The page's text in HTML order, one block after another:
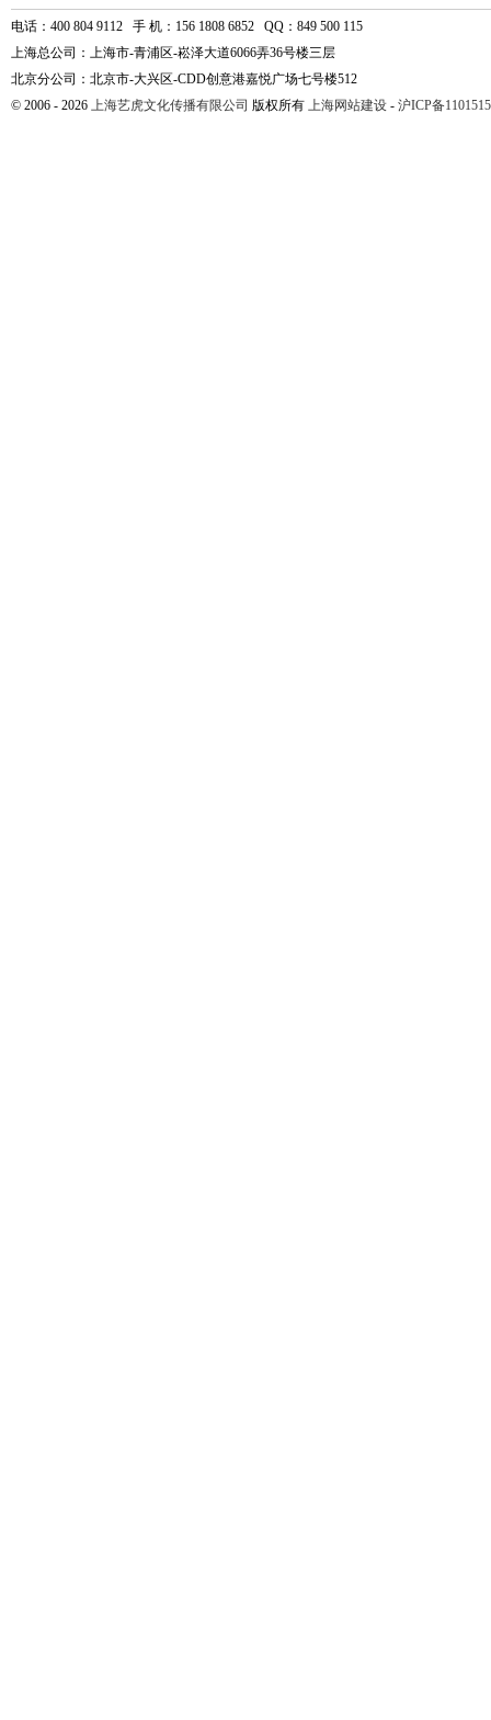
电话：400 804 9112 手 机：156 1808 6852 QQ：849 500 115
上海总公司：上海市-青浦区-崧泽大道6066弄36号楼三层
北京分公司：北京市-大兴区-CDD创意港嘉悦广场七号楼512
© 2006 - 2026 上海艺虎文化传播有限公司 版权所有 上海网站建设 - 沪ICP备